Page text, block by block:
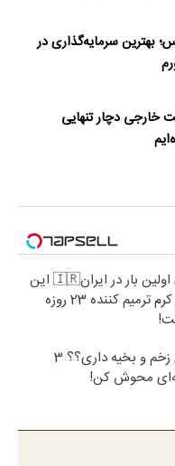
بهترین سرمایه‌گذاری در
خارجی دچار تنهایی
برای اولین بار در ایران🇮🇷 این
دکتر کرم ترمیم کننده 23 روزه
جای زخم و بخیه داری؟؟ 3
محوش کن!